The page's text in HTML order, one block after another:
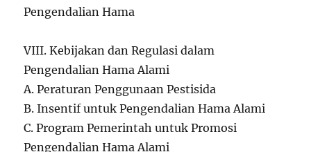
Pengendalian Hama
VIII. Kebijakan dan Regulasi dalam
Pengendalian Hama Alami
A. Peraturan Penggunaan Pestisida
B. Insentif untuk Pengendalian Hama Alami
C. Program Pemerintah untuk Promosi
Pengendalian Hama Alami